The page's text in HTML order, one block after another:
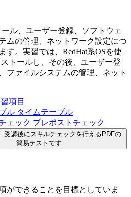
ル、ユーザー登録、ソフトウェ
ムの管理、ネットワーク設定につ
す。実習では、RedHat系OSを使
トールし、その後、ユーザー登
ファイルシステムの管理、ネット
項目
タイムテーブル
プレポストチェック
受講後にスキルチェックを行えるPDFの
簡易テストです
ができることを目標としていま